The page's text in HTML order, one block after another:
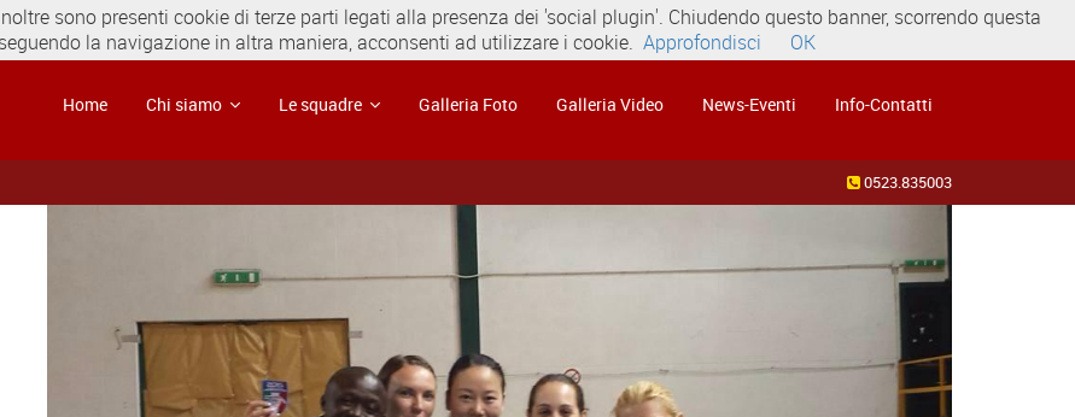
Home Chi siamo Le squadre Galleria Foto Galleria Video News-Eventi Info-Contatti
0523.835003
sono presenti cookie di terze parti legati alla presenza dei 'social plugin'. Chiudendo questo banner, scorrendo questa
la navigazione in altra maniera, acconsenti ad utilizzare i cookie. Approfondisci OK